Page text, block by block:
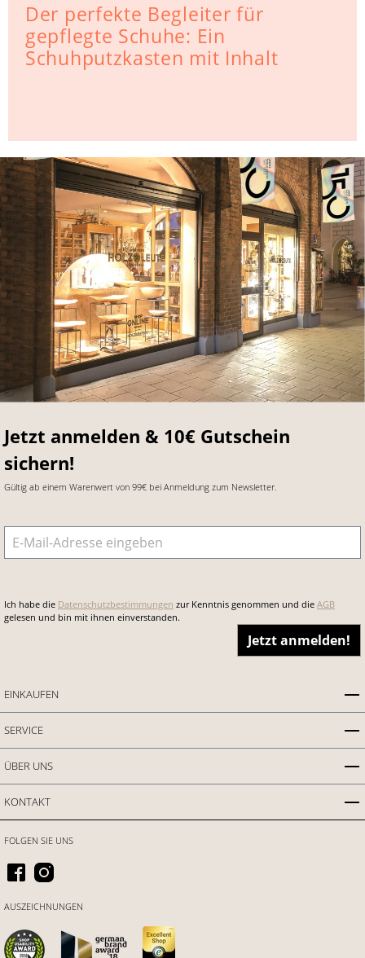
Der perfekte Begleiter für
gepflegte Schuhe: Ein
Schuhputzkasten mit Inhalt
Jetzt anmelden & 10€ Gutschein
sichern!
Gültig ab einem Warenwert von 99€ bei Anmeldung zum Newsletter.
E-Mail-Adresse
Ich habe die Datenschutzbestimmungen zur Kenntnis genommen und die AGB
gelesen und bin mit ihnen einverstanden.
Jetzt anmelden!
EINKAUFEN
SERVICE
ÜBER UNS
KONTAKT
FOLGEN SIE UNS
AUSZEICHNUNGEN